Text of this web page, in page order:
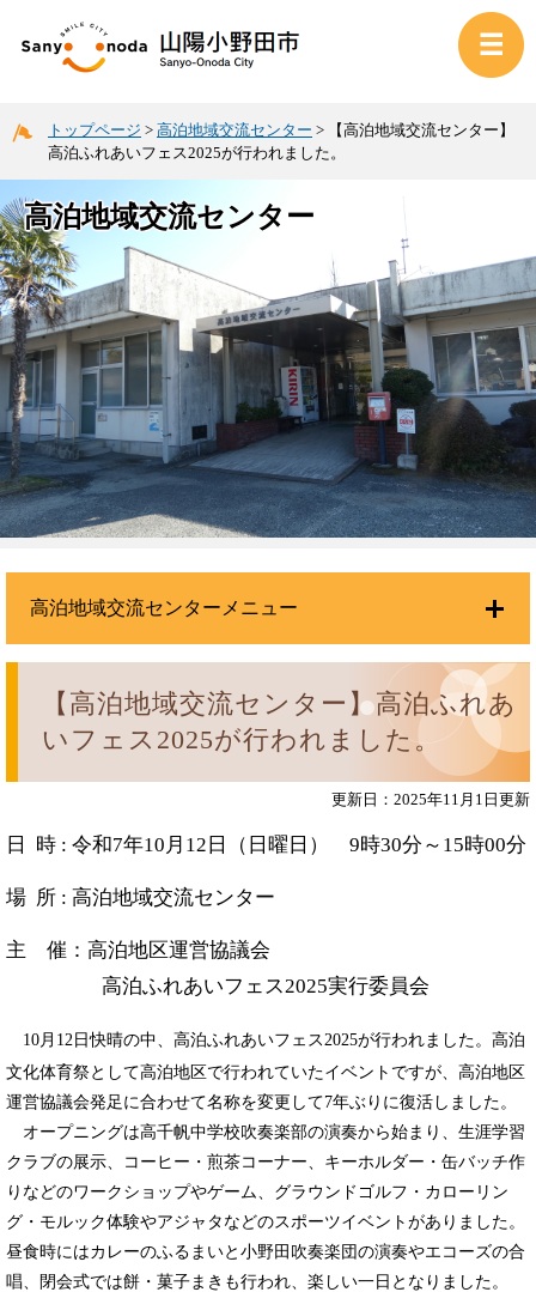
トップページ > 高泊地域交流センター >
【高泊地域交流センター】
高泊ふれあいフェス2025が行われました。
高泊地域交流センター
【高泊地域交流センター】高泊ふれあ
いフェス2025が行われました。
更新日：2025年11月1日更新
日 時 : 令和7年10月12日（日曜日） 9時30分～15時00分
場 所 : 高泊地域交流センター
主 催：高泊地区運営協議会
高泊ふれあいフェス2025実行委員会
10月12日快晴の中、高泊ふれあいフェス2025が行われました。高泊
文化体育祭として高泊地区で行われていたイベントですが、高泊地区
運営協議会発足に合わせて名称を変更して7年ぶりに復活しました。
オープニングは高千帆中学校吹奏楽部の演奏から始まり、生涯学習
クラブの展示、コーヒー・煎茶コーナー、キーホルダー・缶バッチ作
りなどのワークショップやゲーム、グラウンドゴルフ・カローリン
グ・モルック体験やアジャタなどのスポーツイベントがありました。
昼食時にはカレーのふるまいと小野田吹奏楽団の演奏やエコーズの合
唱、閉会式では餅・菓子まきも行われ、楽しい一日となりました。
高泊地域交流センターメニュー